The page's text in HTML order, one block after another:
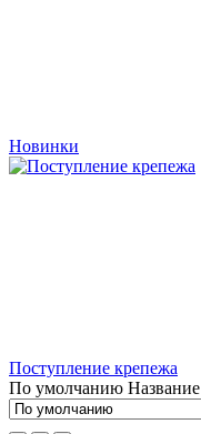
Новинки
Поступление крепежа
По умолчанию Название